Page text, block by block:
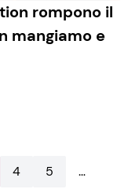
rompono il
mangiamo e
4 5
…